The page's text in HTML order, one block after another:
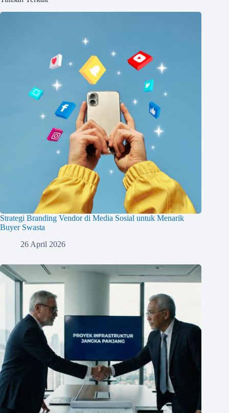
Strategi Branding Vendor di Media Sosial untuk Menarik
Buyer Swasta
26 April 2026